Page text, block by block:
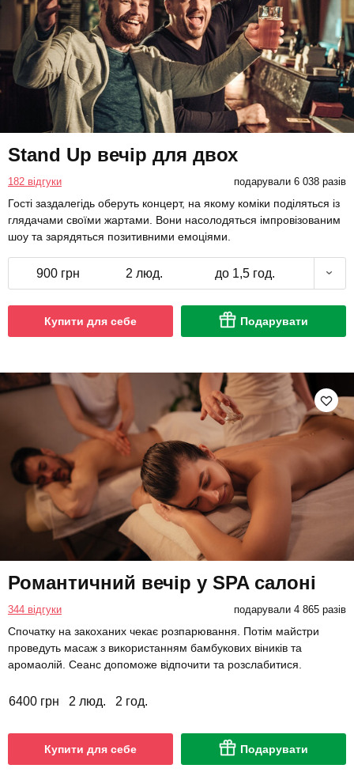
Stand Up вечір для двох
182 відгуки подарували 6 038 разів
Гості заздалегідь оберуть концерт, на якому коміки поділяться із
глядачами своїми жартами. Вони насолодяться імпровізованим
шоу та зарядяться позитивними емоціями.
900 грн 2 люд. до 1,5 год.
Купити для себе Подарувати
Романтичний вечір у SPA салоні
344 відгуки подарували 4 865 разів
Спочатку на закоханих чекає розпарювання. Потім майстри
проведуть масаж з використанням бамбукових віників та
аромаолій. Сеанс допоможе відпочити та розслабитися.
6400 грн 2 люд. 2 год.
Купити для себе Подарувати